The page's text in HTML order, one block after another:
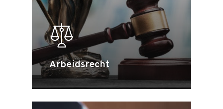
Arbeidsrecht